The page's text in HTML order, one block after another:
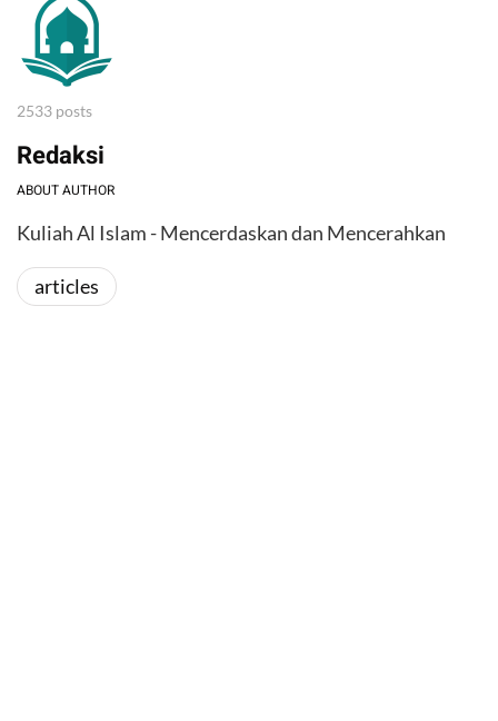
2533 posts
Redaksi
ABOUT AUTHOR
Kuliah Al Islam - Mencerdaskan dan Mencerahkan
articles